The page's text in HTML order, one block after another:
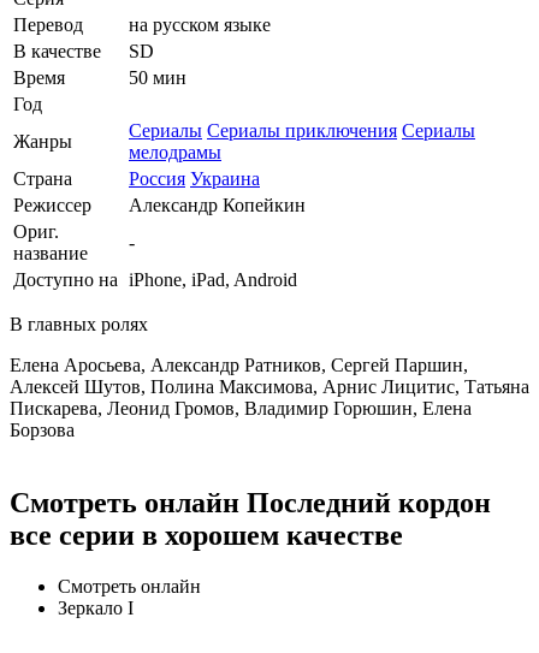
Перевод
на русском языке
В качестве
SD
Время
50 мин
Год
Жанры
Сериалы Сериалы приключения Сериалы
мелодрамы
Страна
Россия Украина
Режиссер
Александр Копейкин
Ориг.
название
-
Доступно на iPhone, iPad, Android
В главных ролях
Елена Аросьева, Александр Ратников, Сергей Паршин,
Алексей Шутов, Полина Максимова, Арнис Лицитис, Татьяна
Пискарева, Леонид Громов, Владимир Горюшин, Елена
Борзова
Смотреть онлайн Последний кордон
все серии в хорошем качестве
Смотреть онлайн
Зеркало I